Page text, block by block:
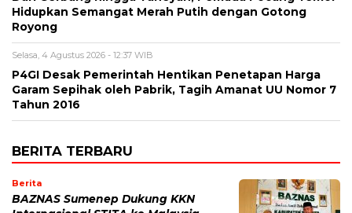
Hidupkan Semangat Merah Putih dengan Gotong
Royong
Selasa, 4 Agustus 2026 - 12:37 WIB
P4GI Desak Pemerintah Hentikan Penetapan Harga
Garam Sepihak oleh Pabrik, Tagih Amanat UU Nomor 7
Tahun 2016
BERITA TERBARU
Berita
BAZNAS Sumenep Dukung KKN